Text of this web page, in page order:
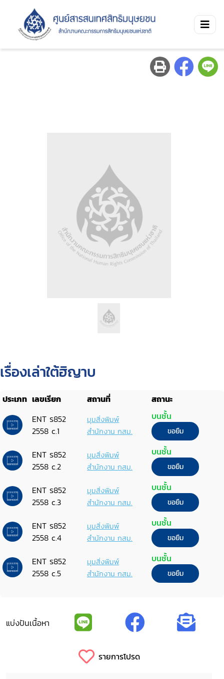
เรื่องเล่าใต้ฮิญาบ
ประเภท เลขเรียก สถานที่
สถานะ
ENT ร852
2558 c.1
มุมสิ่งพิมพ์
สำนักงาน กสม.
บนชั้น
ขอยืม
ENT ร852
2558 c.2
มุมสิ่งพิมพ์
สำนักงาน กสม.
บนชั้น
ขอยืม
ENT ร852
2558 c.3
มุมสิ่งพิมพ์
สำนักงาน กสม.
บนชั้น
ขอยืม
ENT ร852
2558 c.4
มุมสิ่งพิมพ์
สำนักงาน กสม.
บนชั้น
ขอยืม
ENT ร852
2558 c.5
มุมสิ่งพิมพ์
สำนักงาน กสม.
บนชั้น
ขอยืม
แบ่งปันเนื้อหา
รายการโปรด